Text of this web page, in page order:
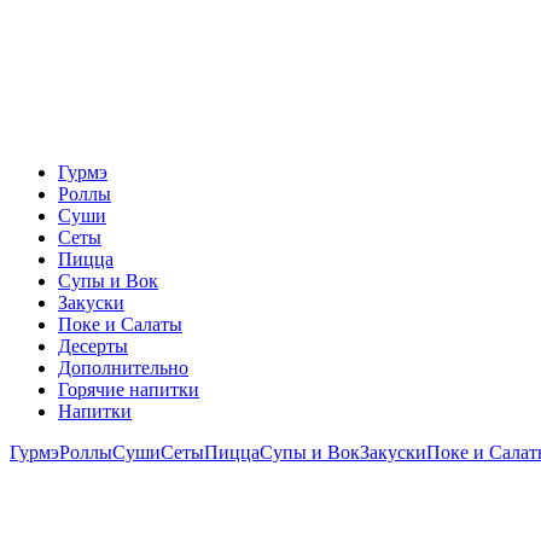
Гурмэ
Роллы
Суши
Сеты
Пицца
Супы и Вок
Закуски
Поке и Салаты
Десерты
Дополнительно
Горячие напитки
Напитки
ГурмэРоллыСушиСетыПиццаСупы и ВокЗакускиПоке и